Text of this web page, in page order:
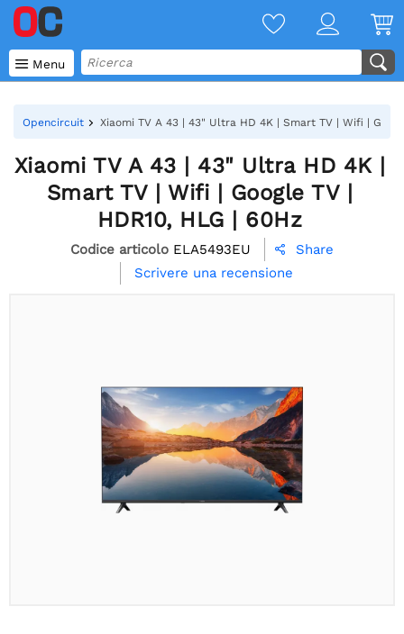
 Menu
Opencircuit Xiaomi TV A 43 | 43" Ultra HD 4K | Smart TV | Wifi |
Xiaomi TV A 43 | 43" Ultra HD 4K |
Smart TV | Wifi | Google TV |
HDR10, HLG | 60Hz
Codice articolo ELA5493EU 
Share
Scrivere una recensione